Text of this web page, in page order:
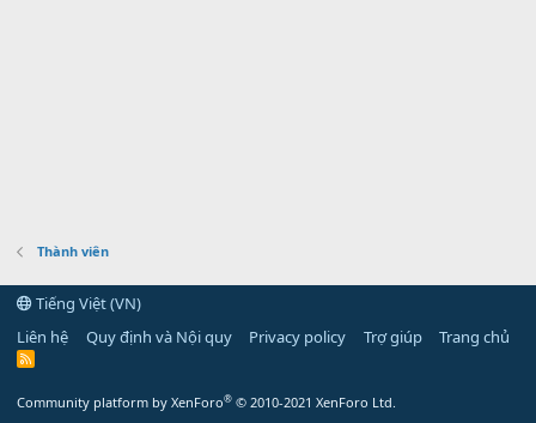
Thành viên
Tiếng Việt (VN)
Liên hệ
Quy định và Nội quy Privacy policy Trợ giúp Trang chủ
R
Community platform by XenForo® © 2010-2021 XenForo Ltd.